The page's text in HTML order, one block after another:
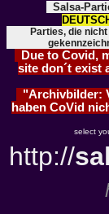
Salsa-
Parties, die
Due to Covid,
site don´t exist
"Archivbilder:
haben CoVid
select
http://